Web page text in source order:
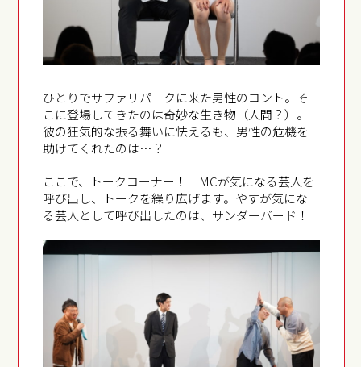
ひとりでサファリパークに来た男性のコント。そ
こに登場してきたのは奇妙な生き物（人間？）。
彼の狂気的な振る舞いに怯えるも、男性の危機を
助けてくれたのは…？
ここで、トークコーナー！ MCが気になる芸人を
呼び出し、トークを繰り広げます。やすが気にな
る芸人として呼び出したのは、サンダーバード！